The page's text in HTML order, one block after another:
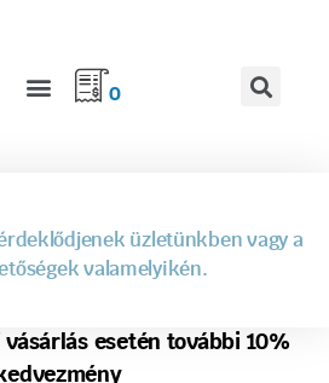
0
üzletünkben vagy a
valamelyikén.
esetén további 10%
kedvezmény